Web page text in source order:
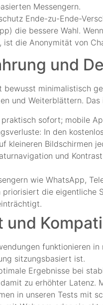
Messengern.
Ende-zu-Ende-
die bessere Wahl.
ist die Anonymität von
und
bewusst minimalistisch
und Weiterblättern.
sofort; mobile
In den
kleineren Bildschirmen
und
wie WhatsApp,
die eigentliche
und
funktionieren
sitzungsbasiert ist.
Ergebnisse bei
zu erhöhter Latenz.
in unseren Tests mit